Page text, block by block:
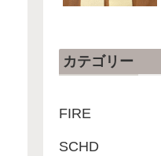
カテゴリー
FIRE
SCHD